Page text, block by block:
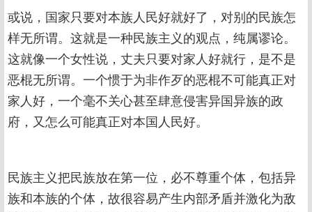
或说，国家只要对本族人民好就好了，对别的民族怎
样无所谓。这就是一种民族主义的观点，纯属谬论。
这就像一个女性说，丈夫只要对家人好就行，是不是
恶棍无所谓。一个惯于为非作歹的恶棍不可能真正对
家人好，一个毫不关心甚至肆意侵害异国异族的政
府，又怎么可能真正对本国人民好。
民族主义把民族放在第一位，必不尊重个体，包括异
族和本族的个体，故很容易产生内部矛盾并激化为敌